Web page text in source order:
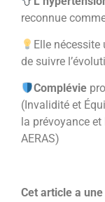
reconnue
Elle nécessite
de suivre
Complévie
(Invalidité et
la prévoyance
AERAS)
Cet article a